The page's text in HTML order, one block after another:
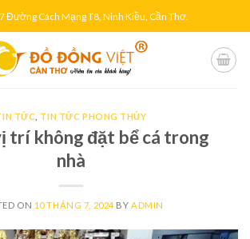
Đường Cách Mạng T8, Ninh Kiều, Cần Thơ.
TỨC TIN TỨC PHONG THỦY
trí không đặt bể cá trong
nhà
ON 10 THÁNG 7, 2024BY ADMIN